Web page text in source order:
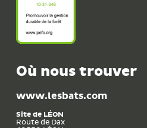
Où nous trouver
www.lesbats.com
Site de LÉON
Route de Dax